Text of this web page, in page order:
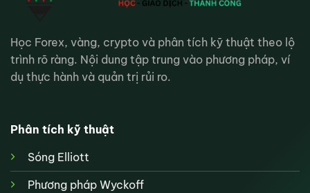
Học Forex, vàng, crypto và phân tích kỹ thuật theo lộ
trình rõ ràng. Nội dung tập trung vào phương pháp, ví
dụ thực hành và quản trị rủi ro.
Phân tích kỹ thuật
Sóng Elliott
Phương pháp Wyckoff